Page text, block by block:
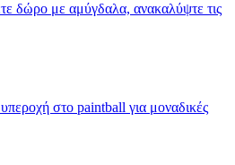
δώρο με αμύγδαλα, ανακαλύψτε τις
στο paintball για μοναδικές